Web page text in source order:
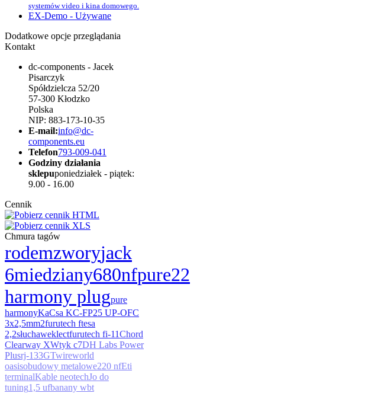
systemów video i kina domowego.
EX-Demo - Używane
Dodatkowe opcje przeglądania
Kontakt
dc-components - Jacek
Pisarczyk
Spółdzielcza 52/20
57-300 Kłodzko
Polska
NIP: 883-173-10-35
E-mail:info@dc-
components.eu
Telefon793-009-041
Godziny działania
sklepuponiedziałek - piątek:
9.00 - 16.00
Cennik
Chmura tagów
rodemzworyjack
6miedziany680nfpure22
harmony plugpure
harmonyKaCsa KC-FP25 UP-OFC
3x2,5mm2furutech ftesa
2,2słuchaweklectfurutech fi-11Chord
Clearway XWtyk c7DH Labs Power
Plusrj-133GTwireworld
oasisobudowy metalowe220 nfEti
terminalKable neotechJo do
tuning1,5 ufbanany wbt